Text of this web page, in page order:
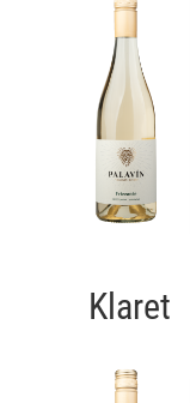
Klaret